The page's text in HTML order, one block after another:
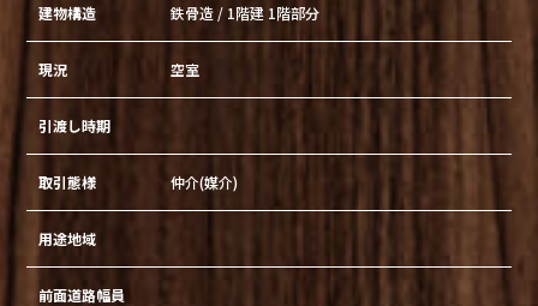
建物構造 鉄骨造 / 1階建 1階部分
現況 空室
引渡し時期
取引態様 仲介(媒介)
用途地域
前面道路幅員